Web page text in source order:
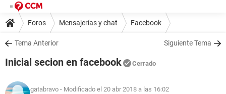
Foros Mensajerías y chat Facebook
Tema Anterior Siguiente Tema
Inicial secion en facebook Cerrado
gatabravo - Modificado el 20 abr 2018 a las 16:02